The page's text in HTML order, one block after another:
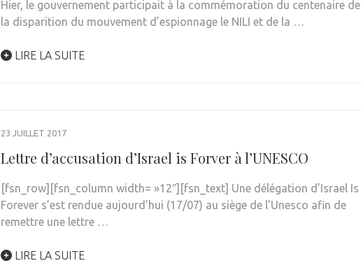
Hier, le gouvernement participait à la commémoration du centenaire de
la disparition du mouvement d’espionnage le NILI et de la …
LIRE LA SUITE
23 JUILLET 2017
Lettre d’accusation d’Israel is Forver à l’UNESCO
[fsn_row][fsn_column width= »12″][fsn_text] Une délégation d’Israel Is
Forever s’est rendue aujourd’hui (17/07) au siège de l’Unesco afin de
remettre une lettre …
LIRE LA SUITE